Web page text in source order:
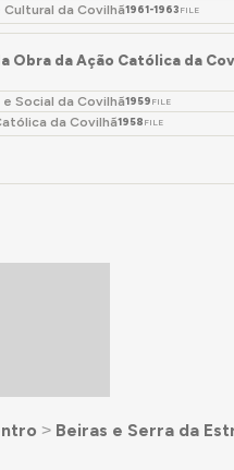
da Covilhã1961-1963 FILE
Obra da Ação Católica da
Social da Covilhã1959 FILE
da Covilhã1958 FILE
˃ Beiras e Serra da